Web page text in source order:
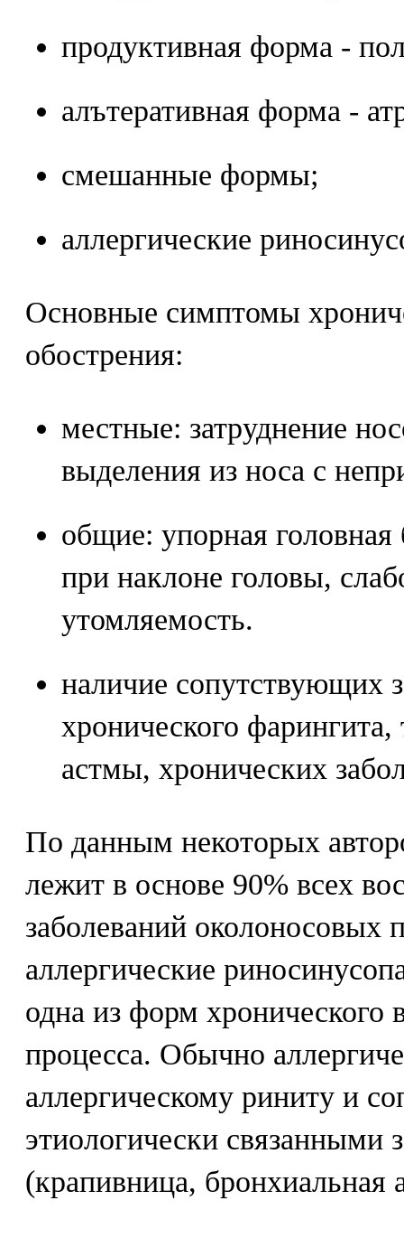
продуктивная форма -
алътеративная форма -
смешанные формы;
аллергические
Основные симптомы
обострения:
местные: затруднение
выделения из носа с
общие: упорная
при наклоне головы,
утомляемость.
наличие сопутствующих
хронического
астмы, хронических
По данным некоторых
лежит в основе 90% всех
заболеваний околоносовых
аллергические
одна из форм хронического
процесса. Обычно
аллергическому риниту и
этиологически связанными
(крапивница, бронхиальная